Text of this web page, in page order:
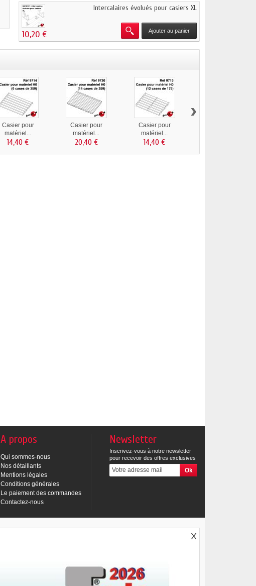
Intercalaires évolués pour casiers XL
10,20 € Ajouter au panier
Casier pour
matériel...
14,40 €
Casier pour
matériel...
20,40 €
Casier pour
matériel...
14,40 €
›
A propos
Qui sommes-nous
Nos détaillants
Mentions légales
Conditions générales
Le paiement des commandes
Contactez-nous
Newsletter
Inscrivez-vous à notre newsletter
pour recevoir des offres exclusives
X